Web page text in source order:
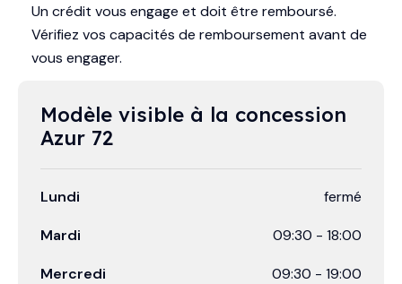
Un crédit vous engage et doit être remboursé.
Vérifiez vos capacités de remboursement avant de
vous engager.
Modèle visible à la concession
Azur 72
Lundi fermé
Mardi 09:30 - 18:00
Mercredi 09:30 - 19:00